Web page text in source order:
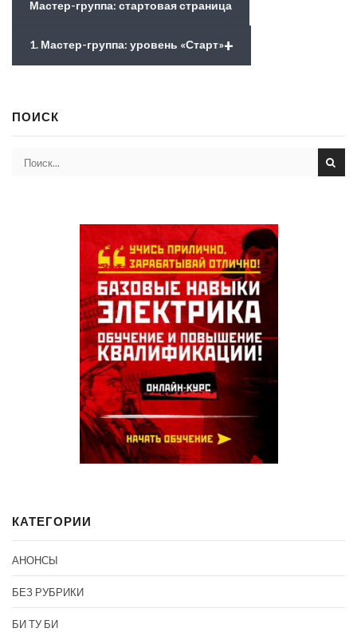
Мастер-группа: стартовая страница
+
1. Мастер-группа: уровень «Старт»
ПОИСК
КАТЕГОРИИ
АНОНСЫ
БЕЗ РУБРИКИ
БИ ТУ БИ